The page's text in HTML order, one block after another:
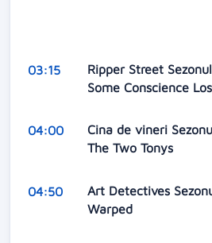
03:15
Ripper Street
Some Conscience
04:00
Cina de vineri
The Two Tonys
04:50
Art Detectives
Warped